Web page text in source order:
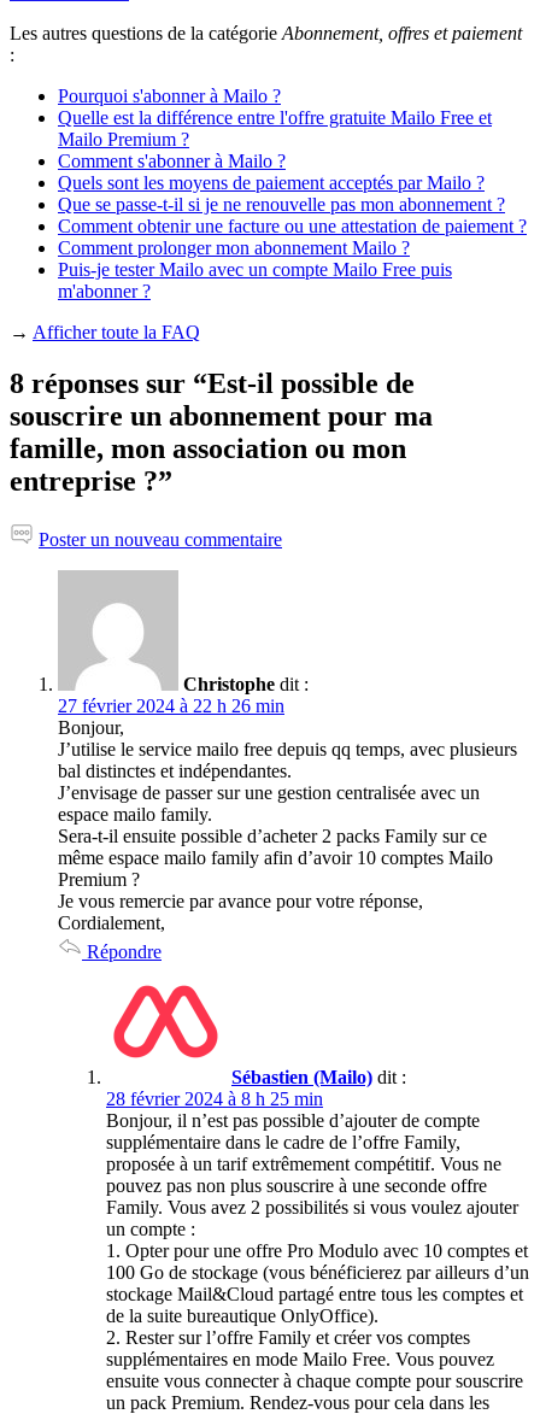
Les autres questions de la catégorie Abonnement, offres et paiement
:
Pourquoi s'abonner à Mailo ?
Quelle est la différence entre l'offre gratuite Mailo Free et
Mailo Premium ?
Comment s'abonner à Mailo ?
Quels sont les moyens de paiement acceptés par Mailo ?
Que se passe-t-il si je ne renouvelle pas mon abonnement ?
Comment obtenir une facture ou une attestation de paiement ?
Comment prolonger mon abonnement Mailo ?
Puis-je tester Mailo avec un compte Mailo Free puis
m'abonner ?
→ Afficher toute la FAQ
8 réponses sur “Est-il possible de
souscrire un abonnement pour ma
famille, mon association ou mon
entreprise ?”
Poster un nouveau commentaire
Christophe dit :
27 février 2024 à 22 h 26 min
Bonjour,
J’utilise le service mailo free depuis qq temps, avec plusieurs
bal distinctes et indépendantes.
J’envisage de passer sur une gestion centralisée avec un
espace mailo family.
Sera-t-il ensuite possible d’acheter 2 packs Family sur ce
même espace mailo family afin d’avoir 10 comptes Mailo
Premium ?
Je vous remercie par avance pour votre réponse,
Cordialement,
Répondre
Sébastien (Mailo) dit :
28 février 2024 à 8 h 25 min
Bonjour, il n’est pas possible d’ajouter de compte
supplémentaire dans le cadre de l’offre Family,
proposée à un tarif extrêmement compétitif. Vous ne
pouvez pas non plus souscrire à une seconde offre
Family. Vous avez 2 possibilités si vous voulez ajouter
un compte :
1. Opter pour une offre Pro Modulo avec 10 comptes et
100 Go de stockage (vous bénéficierez par ailleurs d’un
stockage Mail&Cloud partagé entre tous les comptes et
de la suite bureautique OnlyOffice).
2. Rester sur l’offre Family et créer vos comptes
supplémentaires en mode Mailo Free. Vous pouvez
ensuite vous connecter à chaque compte pour souscrire
un pack Premium. Rendez-vous pour cela dans les